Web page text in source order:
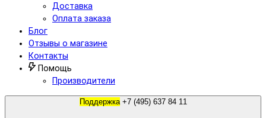
Доставка
Оплата заказа
Блог
Отзывы о магазине
Контакты
Помощь
Производители
Поддержка +7 (495) 637 84 11